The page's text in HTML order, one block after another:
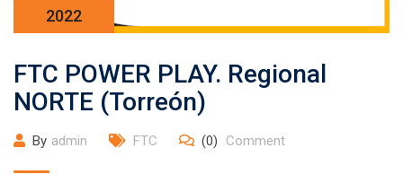
2022
FTC POWER PLAY. Regional
NORTE (Torreón)
By admin FTC (0) Comment